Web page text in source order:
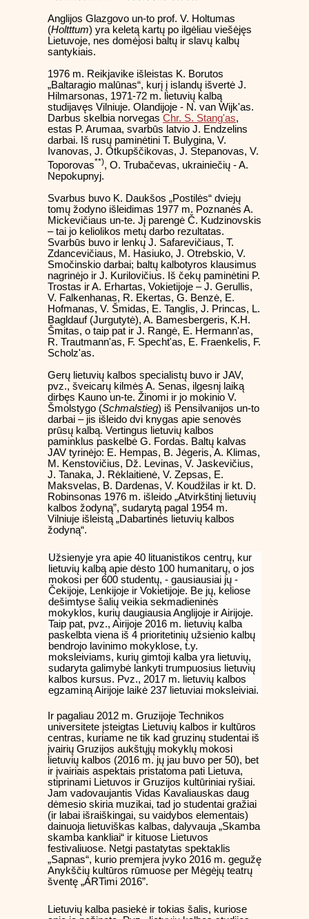
Anglijos Glazgovo un-to prof. V. Holtumas
(Holtttum) yra keletą kartų po ilgėliau viešėjęs
Lietuvoje, nes domėjosi baltų ir slavų kalbų
santykiais.
1976 m. Reikjavike išleistas K. Borutos
„Baltaragio malūnas“, kurį į islandų išvertė J.
Hilmarsonas, 1971-72 m. lietuvių kalbą
studijavęs Vilniuje. Olandijoje - N. van Wijk'as.
Darbus skelbia norvegas Chr. S. Stang'as,
estas P. Arumaa, svarbūs latvio J. Endzelins
darbai. Iš rusų paminėtini T. Bulygina, V.
Ivanovas, J. Otkupščikovas, J. Stepanovas, V.
Toporovas**), O. Trubačevas, ukrainiečių - A.
Nepokupnyj.
Svarbus buvo K. Daukšos „Postilės“ dviejų
tomų žodyno išleidimas 1977 m. Poznanės A.
Mickevičiaus un-te. Jį parengė Č. Kudzinovskis
– tai jo keliolikos metų darbo rezultatas.
Svarbūs buvo ir lenkų J. Safarevičiaus, T.
Zdancevičiaus, M. Hasiuko, J. Otrebskio, V.
Smočinskio darbai; baltų kalbotyros klausimus
nagrinėjo ir J. Kurilovičius. Iš čekų paminėtini P.
Trostas ir A. Erhartas, Vokietijoje – J. Gerullis,
V. Falkenhanas, R. Ekertas, G. Benzė, E.
Hofmanas, V. Šmidas, E. Tanglis, J. Princas, L.
Bagldauf (Jurgutytė), A. Bamesbergeris, K.H.
Šmitas, o taip pat ir J. Rangė, E. Hermann'as,
R. Trautmann'as, F. Specht'as, E. Fraenkelis, F.
Scholz'as.
Gerų lietuvių kalbos specialistų buvo ir JAV,
pvz., šveicarų kilmės A. Senas, ilgesnį laiką
dirbęs Kauno un-te. Žinomi ir jo mokinio V.
Šmolstygo (Schmalstieg) iš Pensilvanijos un-to
darbai – jis išleido dvi knygas apie senovės
prūsų kalbą. Vertingus lietuvių kalbos
paminklus paskelbė G. Fordas. Baltų kalvas
JAV tyrinėjo: E. Hempas, B. Jėgeris, A. Klimas,
M. Kenstovičius, Dž. Levinas, V. Jaskevičius,
J. Tanaka, J. Rėklaitienė, V. Zepsas, E.
Maksvelas, B. Dardenas, V. Koudžilas ir kt. D.
Robinsonas 1976 m. išleido „Atvirkštinį lietuvių
kalbos žodyną”, sudarytą pagal 1954 m.
Vilniuje išleistą „Dabartinės lietuvių kalbos
žodyną“.
Užsienyje yra apie 40 lituanistikos centrų, kur
lietuvių kalbą apie dėsto 100 humanitarų, o jos
mokosi per 600 studentų, - gausiausiai jų -
Čekijoje, Lenkijoje ir Vokietijoje. Be jų, keliose
dešimtyse šalių veikia sekmadieninės
mokyklos, kurių daugiausia Anglijoje ir Airijoje.
Taip pat, pvz., Airijoje 2016 m. lietuvių kalba
paskelbta viena iš 4 prioritetinių užsienio kalbų
bendrojo lavinimo mokyklose, t.y.
moksleiviams, kurių gimtoji kalba yra lietuvių,
sudaryta galimybė lankyti trumpuosius lietuvių
kalbos kursus. Pvz., 2017 m. lietuvių kalbos
egzaminą Airijoje laikė 237 lietuviai moksleiviai.
Ir pagaliau 2012 m. Gruzijoje Technikos
universitete įsteigtas Lietuvių kalbos ir kultūros
centras, kuriame ne tik kad gruzinų studentai iš
įvairių Gruzijos aukštųjų mokyklų mokosi
lietuvių kalbos (2016 m. jų jau buvo per 50), bet
ir įvairiais aspektais pristatoma pati Lietuva,
stiprinami Lietuvos ir Gruzijos kultūriniai ryšiai.
Jam vadovaujantis Vidas Kavaliauskas daug
dėmesio skiria muzikai, tad jo studentai gražiai
(ir labai išraiškingai, su vaidybos elementais)
dainuoja lietuviškas kalbas, dalyvauja „Skamba
skamba kankliai“ ir kituose Lietuvos
festivaliuose. Netgi pastatytas spektaklis
„Sapnas“, kurio premjera įvyko 2016 m. gegužę
Anykščių kultūros rūmuose per Mėgėjų teatrų
šventę „ARTimi 2016”.
Lietuvių kalba pasiekė ir tokias šalis, kuriose